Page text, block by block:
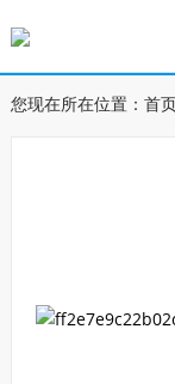
您现在所在位置： 首